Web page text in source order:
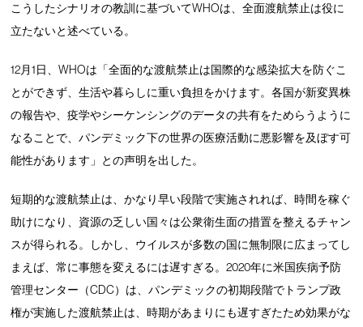
こうしたシナリオの教訓に基づいてWHOは、全面渡航禁止は役に
立たないと述べている。
12月1日、WHOは「全面的な渡航禁止は国際的な感染拡大を防ぐこ
とができず、生活や暮らしに重い負担をかけます。各国が新変異株
の報告や、疫学やシーケンシングのデータの共有をためらうように
なることで、パンデミック下の世界の医療活動に悪影響を及ぼす可
能性があります」との声明を出した。
短期的な渡航禁止は、かなり早い段階で実施されれば、時間を稼ぐ
助けになり、資源の乏しい国々は公衆衛生面の措置を整えるチャン
スが得られる。しかし、ウイルスが多数の国に無制限に広まってし
まえば、常に事態を変えるには遅すぎる。2020年に米国疾病予防
管理センター（CDC）は、パンデミックの初期段階でトランプ政
権が実施した渡航禁止は、時期があまりにも遅すぎたため効果がな